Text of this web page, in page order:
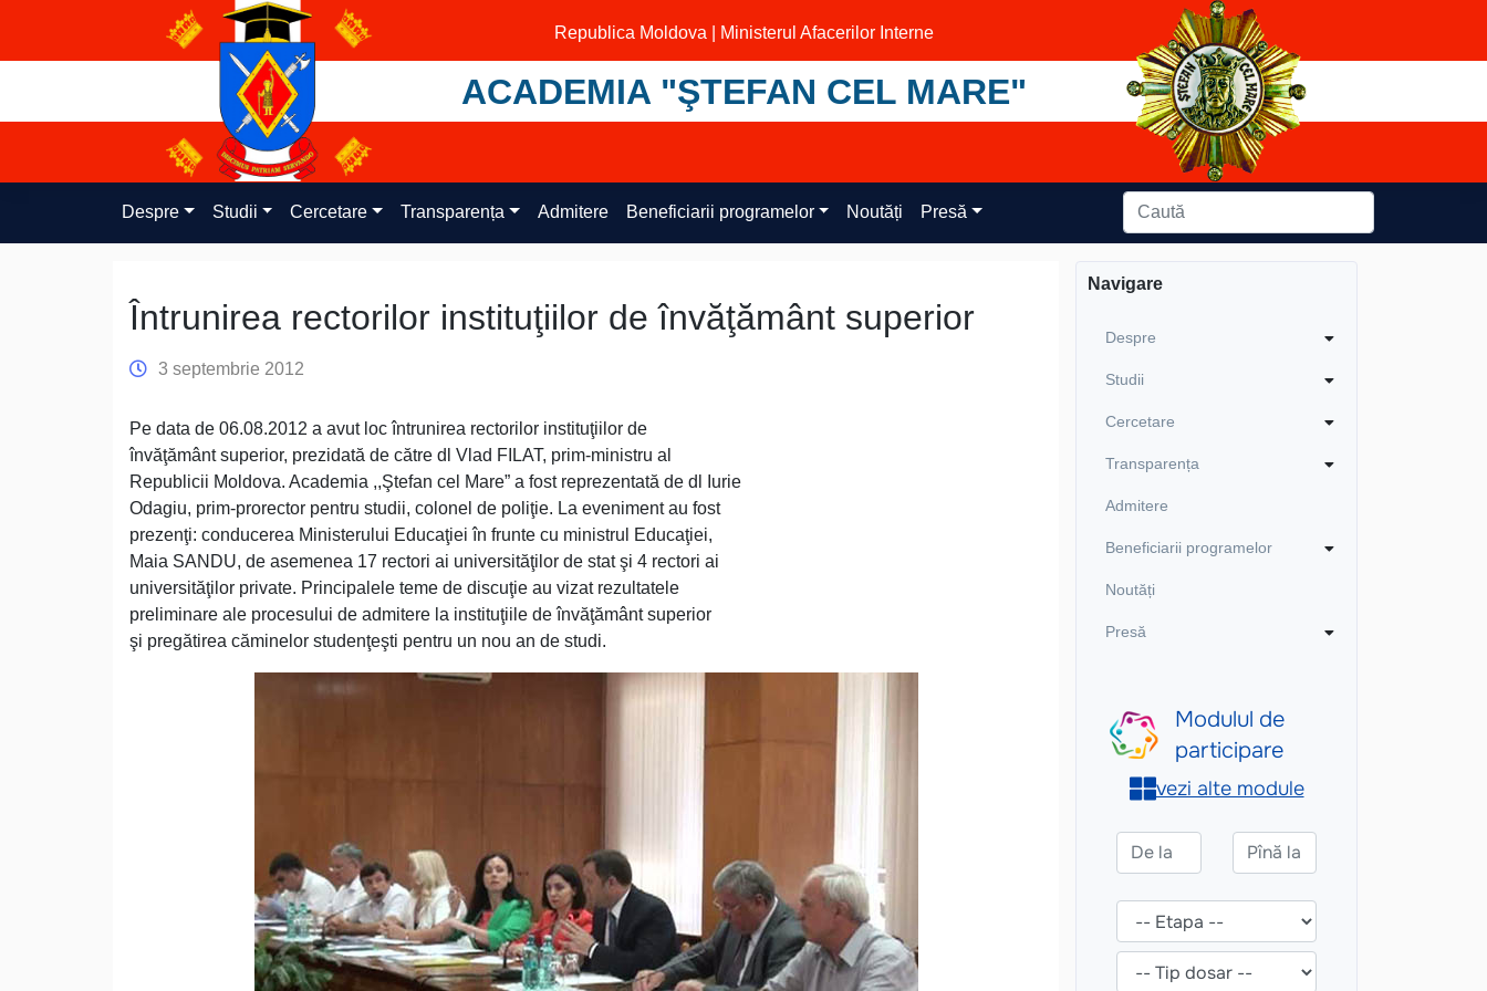
content
Republica Moldova | Ministerul Afacerilor Interne
ACADEMIA "ŞTEFAN CEL MARE"
Despre Studii Cercetare Transparența Admitere Beneficiarii programelor Noutăți Presă
Întrunirea rectorilor instituţiilor de învăţământ superior
3 septembrie 2012
Pe data de 06.08.2012 a avut loc întrunirea rectorilor instituţiilor de
învăţământ superior, prezidată de către dl Vlad FILAT, prim-ministru al
Republicii Moldova. Academia ,,Ştefan cel Mare” a fost reprezentată de dl Iurie
Odagiu, prim-prorector pentru studii, colonel de poliţie. La eveniment au fost
prezenţi: conducerea Ministerului Educaţiei în frunte cu ministrul Educaţiei,
Maia SANDU, de asemenea 17 rectori ai universităţilor de stat şi 4 rectori ai
universităţilor private. Principalele teme de discuţie au vizat rezultatele
preliminare ale procesului de admitere la instituţiile de învăţământ superior
şi pregătirea căminelor studenţeşti pentru un nou an de studi.
Navigare
Despre
Studii
Cercetare
Transparența
Admitere
Beneficiarii programelor
Noutăți
Presă